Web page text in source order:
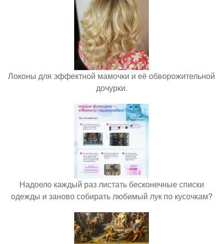
Локоны для эффектной мамочки и её обворожительной
дочурки.
Надоело каждый раз листать бесконечные списки
одежды и заново собирать любимый лук по кусочкам?